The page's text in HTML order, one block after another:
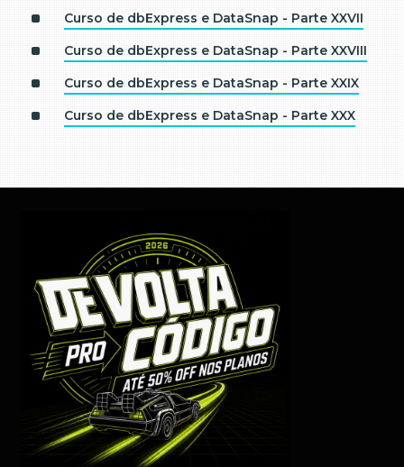
Curso de dbExpress e DataSnap - Parte XXVII
Curso de dbExpress e DataSnap - Parte XXVIII
Curso de dbExpress e DataSnap - Parte XXIX
Curso de dbExpress e DataSnap - Parte XXX